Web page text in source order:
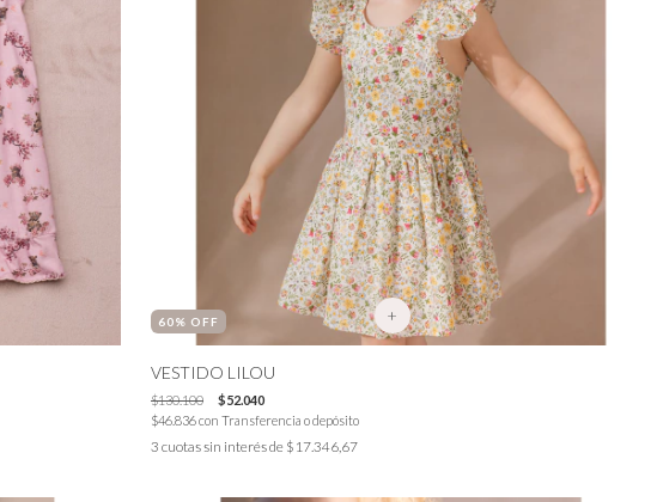
60% OFF +
VESTIDO LILOU
$130.100
$52.040
$46.836con Transferencia o depósito
3 cuotas sin interés de $17.346,67